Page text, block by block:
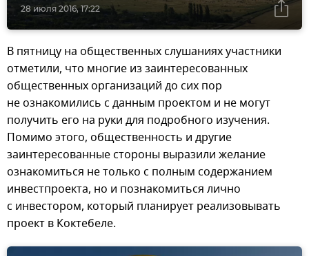
28 июля 2016, 17:22
В пятницу на общественных слушаниях участники
отметили, что многие из заинтересованных
общественных организаций до сих пор
не ознакомились с данным проектом и не могут
получить его на руки для подробного изучения.
Помимо этого, общественность и другие
заинтересованные стороны выразили желание
ознакомиться не только с полным содержанием
инвестпроекта, но и познакомиться лично
с инвестором, который планирует реализовывать
проект в Коктебеле.